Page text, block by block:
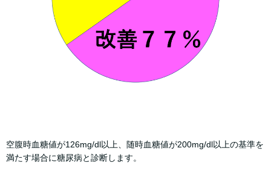
空腹時血糖値が126mg/dl以上、随時血糖値が200mg/dl以上の基準を
満たす場合に糖尿病と診断します。